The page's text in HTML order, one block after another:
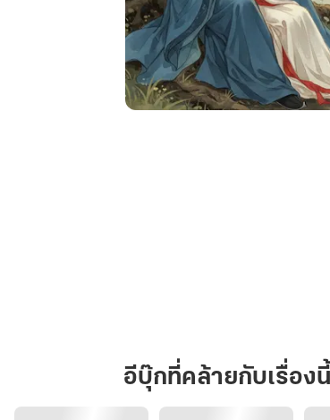
อีบุ๊กที่คล้ายกับเรื่องนี้